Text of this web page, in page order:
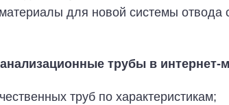
для новой системы отвода
трубы в интернет-
труб по характеристикам;